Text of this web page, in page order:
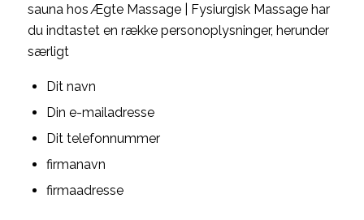
sauna hos Ægte Massage | Fysiurgisk Massage har
du indtastet en række personoplysninger, herunder
særligt
Dit navn
Din e-mailadresse
Dit telefonnummer
firmanavn
firmaadresse